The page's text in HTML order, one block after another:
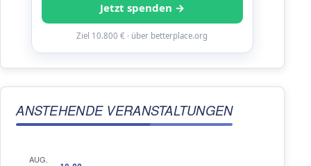
Jetzt spenden →
Ziel 10.800 € · über betterplace.org
ANSTEHENDE VERANSTALTUNGEN
AUG.